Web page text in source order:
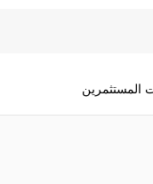
المستثمرين